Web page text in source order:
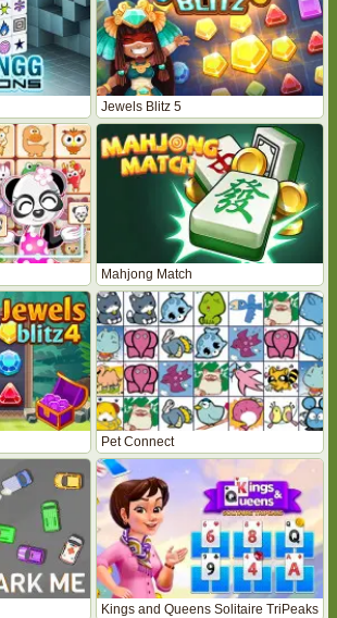
Jewels Blitz 5
Mahjong Match
Pet Connect
Kings and Queens Solitaire TriPeaks